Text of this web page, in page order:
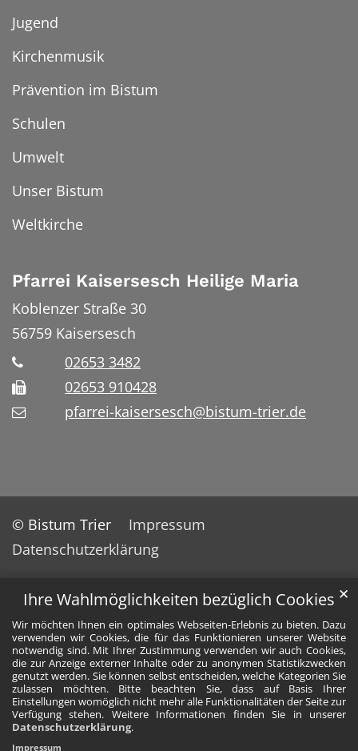
Ihre Wahlmöglichkeiten bezüglich Cookies
Wir möchten Ihnen ein optimales Webseiten-Erlebnis zu bieten. Dazu
verwenden wir Cookies, die für das Funktionieren unserer Website
notwendig sind. Mit Ihrer Zustimmung verwenden wir auch Cookies,
die zur Anzeige externer Inhalte oder zu anonymen Statistikzwecken
genutzt werden. Sie können selbst entscheiden, welche Kategorien Sie
zulassen möchten. Bitte beachten Sie, dass auf Basis Ihrer
Einstellungen womöglich nicht mehr alle Funktionalitäten der Seite zur
Verfügung stehen. Weitere Informationen finden Sie in unserer
Datenschutzerklärung.
✕
Impressum
Jugend
Kirchenmusik
Prävention im Bistum
Schulen
Umwelt
Unser Bistum
Weltkirche
Pfarrei Kaisersesch Heilige Maria
Koblenzer Straße 30
56759 Kaisersesch
02653 3482
02653 910428
pfarrei-kaisersesch@bistum-trier.de
© Bistum Trier
Impressum
Datenschutzerklärung